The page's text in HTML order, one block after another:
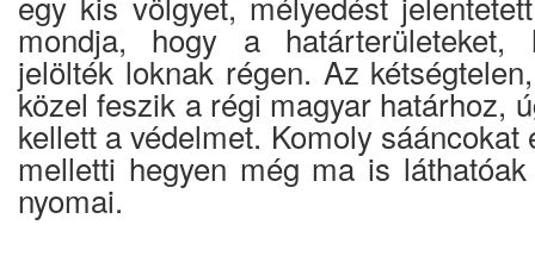
mondja, hogy a határterületeket,
jelölték loknak régen. Az
közel feszik a régi magyar határhoz,
kellett a védelmet. Komoly
melletti hegyen még ma is
nyomai.